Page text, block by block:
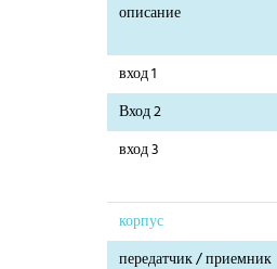
описание
вход 1
Вход 2
вход 3
корпус
передатчик / приемник